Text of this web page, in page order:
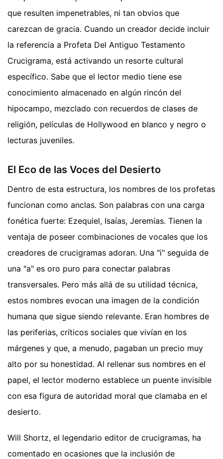
que resulten impenetrables, ni tan obvios que
carezcan de gracia. Cuando un creador decide incluir
la referencia a Profeta Del Antiguo Testamento
Crucigrama, está activando un resorte cultural
específico. Sabe que el lector medio tiene ese
conocimiento almacenado en algún rincón del
hipocampo, mezclado con recuerdos de clases de
religión, películas de Hollywood en blanco y negro o
lecturas juveniles.
El Eco de las Voces del Desierto
Dentro de esta estructura, los nombres de los profetas
funcionan como anclas. Son palabras con una carga
fonética fuerte: Ezequiel, Isaías, Jeremías. Tienen la
ventaja de poseer combinaciones de vocales que los
creadores de crucigramas adoran. Una "i" seguida de
una "a" es oro puro para conectar palabras
transversales. Pero más allá de su utilidad técnica,
estos nombres evocan una imagen de la condición
humana que sigue siendo relevante. Eran hombres de
las periferias, críticos sociales que vivían en los
márgenes y que, a menudo, pagaban un precio muy
alto por su honestidad. Al rellenar sus nombres en el
papel, el lector moderno establece un puente invisible
con esa figura de autoridad moral que clamaba en el
desierto.
Will Shortz, el legendario editor de crucigramas, ha
comentado en ocasiones que la inclusión de